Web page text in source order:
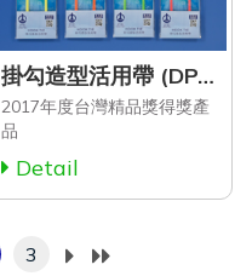
掛勾造型活用帶 (DP-2-A Series)
2017年度台灣精品獎得獎產
品
Detail
3